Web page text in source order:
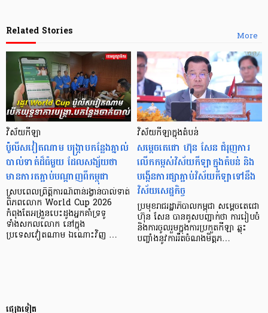
More
Related Stories
វិស័យកីឡា
ប៉ូលីសវៀតណាម បង្ក្រាបកន្លែងភ្នាល់
បាល់ទាត់ដ៏ធំមួយ ដែលសង្ស័យថា
មានការតភ្ជាប់បណ្តាញពីកម្ពុជា
ស្របពេលព្រឹត្តិការណ៍ពាន់រង្វាន់បាល់ទាត់
ពិភពលោក​ World Cup 2026
កំពុងតែអង្រួនបេះដូងអ្នកគាំទ្រទូ
ទាំងសកលលោក នៅក្នុង
ប្រទេសវៀតណាម ឯណោះវិញ …
វិស័យកីឡាក្នុងតំបន់
សម្ដេចតេជោ ហ៊ុន សែន ជំរុញការ
លើកកម្ពស់វិស័យកីឡាក្នុងតំបន់ និង
បង្កើនការផ្សាភ្ជាប់វិស័យកីឡាទៅនឹង
វិស័យសេដ្ឋកិច្ច
ប្រមុខរាជរដ្ឋាភិបាលកម្ពុជា សម្ដេចតេជោ
ហ៊ុន សែន បានគូសបញ្ជាក់ថា ការរៀបចំ
និងការចូលរួមក្នុងការប្រកួតកីឡា ឆ្លុះ
បញ្ចាំងនូវការរឹតចំណងមិត្តភ…
ផ្សេងទៀត